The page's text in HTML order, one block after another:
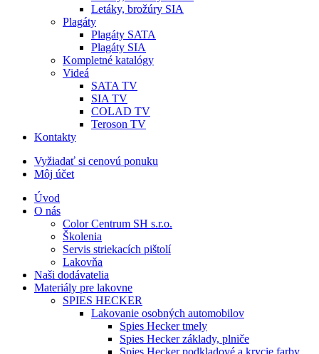
Letáky, brožúry SIA
Plagáty
Plagáty SATA
Plagáty SIA
Kompletné katalógy
Videá
SATA TV
SIA TV
COLAD TV
Teroson TV
Kontakty
Vyžiadať si cenovú ponuku
Môj účet
Úvod
O nás
Color Centrum SH s.r.o.
Školenia
Servis striekacích pištolí
Lakovňa
Naši dodávatelia
Materiály pre lakovne
SPIES HECKER
Lakovanie osobných automobilov
Spies Hecker tmely
Spies Hecker základy, plniče
Spies Hecker podkladové a krycie farby